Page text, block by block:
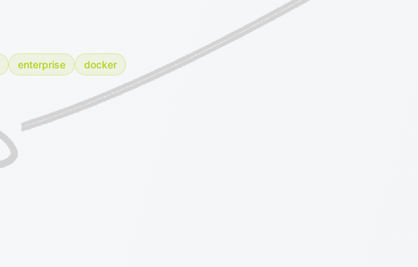
enterprise docker